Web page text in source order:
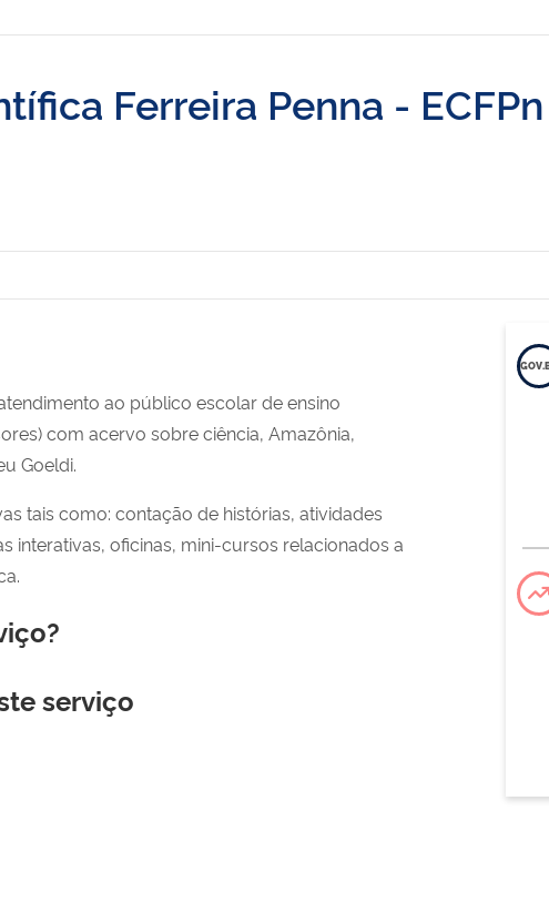
Ferreira Penna - ECFPn
ao público escolar de ensino
com acervo sobre ciência, Amazônia,
Goeldi.
tais como: contação de histórias, atividades
interativas, oficinas, mini-cursos relacionados a
serviço